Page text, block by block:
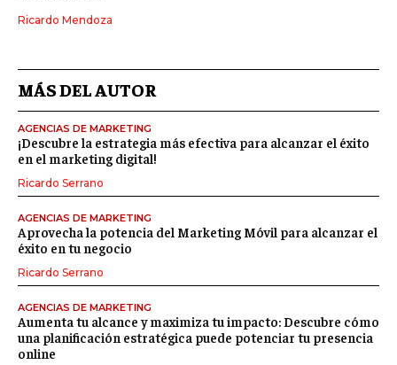
Ricardo Mendoza
MÁS DEL AUTOR
AGENCIAS DE MARKETING
¡Descubre la estrategia más efectiva para alcanzar el éxito
en el marketing digital!
Ricardo Serrano
AGENCIAS DE MARKETING
Aprovecha la potencia del Marketing Móvil para alcanzar el
éxito en tu negocio
Ricardo Serrano
AGENCIAS DE MARKETING
Aumenta tu alcance y maximiza tu impacto: Descubre cómo
una planificación estratégica puede potenciar tu presencia
online